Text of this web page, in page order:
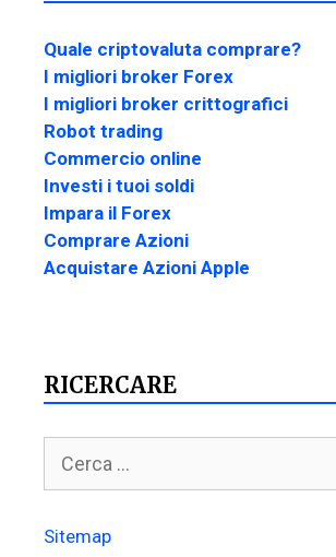
Quale criptovaluta comprare?
I migliori broker Forex
I migliori broker crittografici
Robot trading
Commercio online
Investi i tuoi soldi
Impara il Forex
Comprare Azioni
Acquistare Azioni Apple
RICERCARE
Sitemap